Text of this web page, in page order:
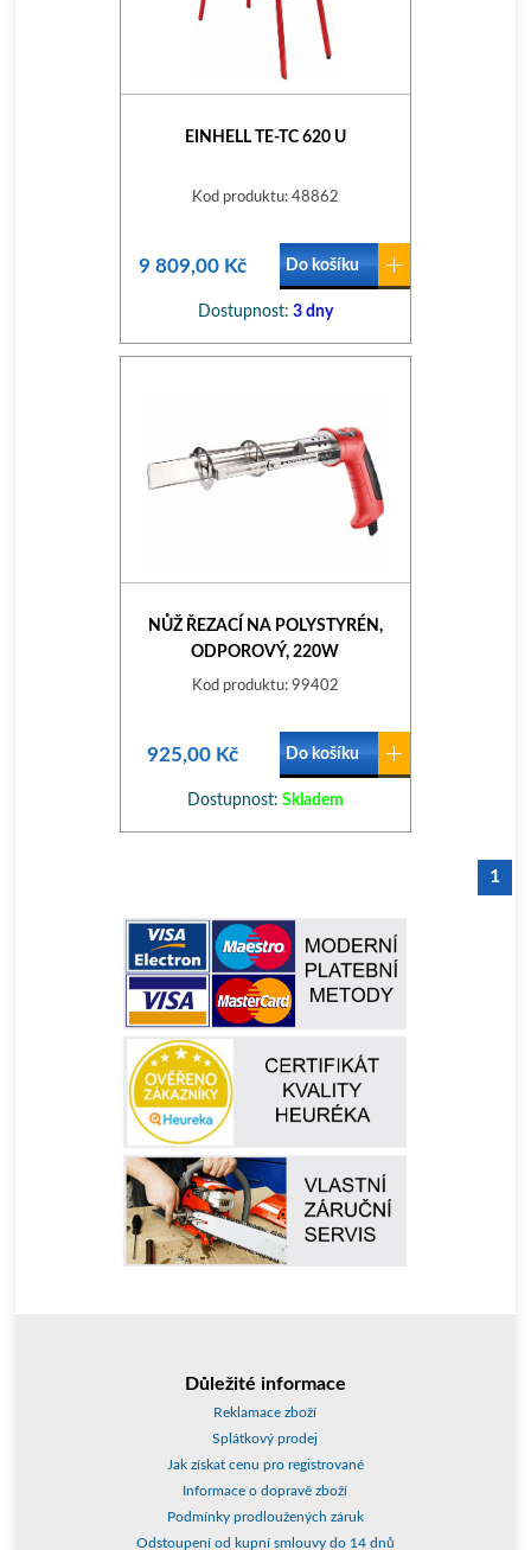
EINHELL TE-TC 620 U
Kod produktu: 48862
9 809,00 Kč Do košíku
Dostupnost: 3 dny
NŮŽ ŘEZACÍ NA POLYSTYRÉN,
ODPOROVÝ, 220W
Kod produktu: 99402
925,00 Kč Do košíku
Dostupnost: Skladem
1
Důležité informace
Reklamace zboží
Splátkový prodej
Jak získat cenu pro registrované
Informace o dopravě zboží
Podmínky prodloužených záruk
Odstoupení od kupní smlouvy do 14 dnů